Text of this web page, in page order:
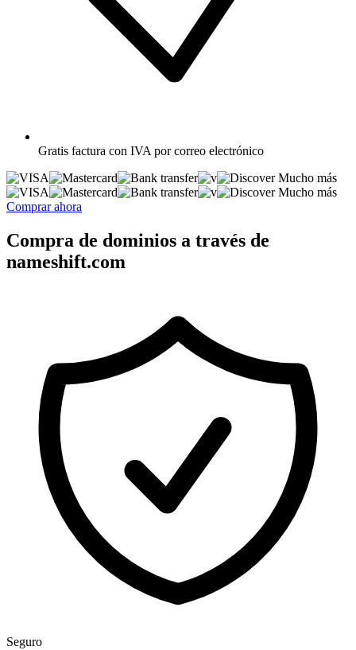
Gratis factura con IVA por correo electrónico
Mucho más
Mucho más
Comprar ahora
Compra de dominios a través de
nameshift.com
Seguro